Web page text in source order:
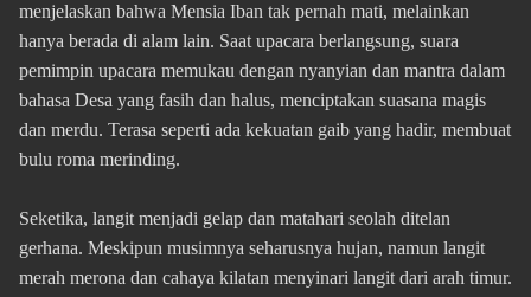
menjelaskan bahwa Mensia Iban tak pernah mati, melainkan
hanya berada di alam lain. Saat upacara berlangsung, suara
pemimpin upacara memukau dengan nyanyian dan mantra dalam
bahasa Desa yang fasih dan halus, menciptakan suasana magis
dan merdu. Terasa seperti ada kekuatan gaib yang hadir, membuat
bulu roma merinding.
Seketika, langit menjadi gelap dan matahari seolah ditelan
gerhana. Meskipun musimnya seharusnya hujan, namun langit
merah merona dan cahaya kilatan menyinari langit dari arah timur.